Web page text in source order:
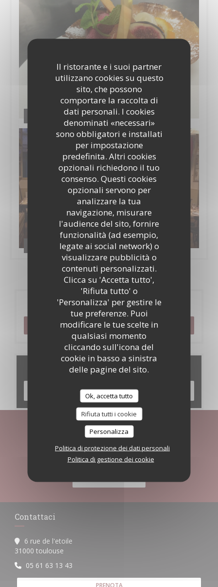
Il ristorante e i suoi partner
utilizzano cookies su questo
sito, che possono
comportare la raccolta di
dati personali. I cookies
denominati «necessari»
sono obbligatori e installati
per impostazione
predefinita. Altri cookies
opzionali richiedono il tuo
consenso. Questi cookies
opzionali servono per
analizzare la tua
navigazione, misurare
l'audience del sito, fornire
funzionalità (ad esempio,
legate ai social network) o
visualizzare pubblicità o
contenuti personalizzati.
Clicca su 'Accetta tutto',
'Rifiuta tutto' o
'Personalizza' per gestire le
tue preferenze. Puoi
modificare le tue scelte in
qualsiasi momento
cliccando sull'icona del
cookie in basso a sinistra
delle pagine del sito.
Ok, accetta tutto
Rifiuta tutti i cookie
Personalizza
Politica di protezione dei dati personali
Politica di gestione dei cookie
Le bistrot de l'etoile
Prenotazione
PRENOTA
Menu
SCOPRI LA NOSTRA CARTA
Rimani informato
Iscriversi alla nostra newsletter per ricevere comunicazioni
personalizzate e offerte di marketing via e-mail.
Contattaci
6 rue de l'etoile
31000 toulouse
05 61 63 13 43